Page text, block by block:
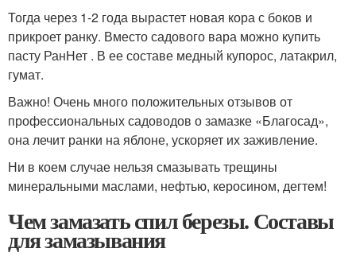
Тогда через 1-2 года вырастет новая кора с боков и
прикроет ранку. Вместо садового вара можно купить
пасту РанНет . В ее составе медный купорос, латакрил,
гумат.
Важно! Очень много положительных отзывов от
профессиональных садоводов о замазке «Благосад»,
она лечит ранки на яблоне, ускоряет их заживление.
Ни в коем случае нельзя смазывать трещины
минеральными маслами, нефтью, керосином, дегтем!
Чем замазать спил березы. Составы
для замазывания